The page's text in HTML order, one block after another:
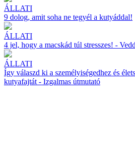
ÁLLATI
9 dolog, amit soha ne tegyél a kutyáddal!
ÁLLATI
4 jel, hogy a macskád túl stresszes! -
ÁLLATI
Így válaszd ki a személyiségedhez és
kutyafajtát - Izgalmas útmutató